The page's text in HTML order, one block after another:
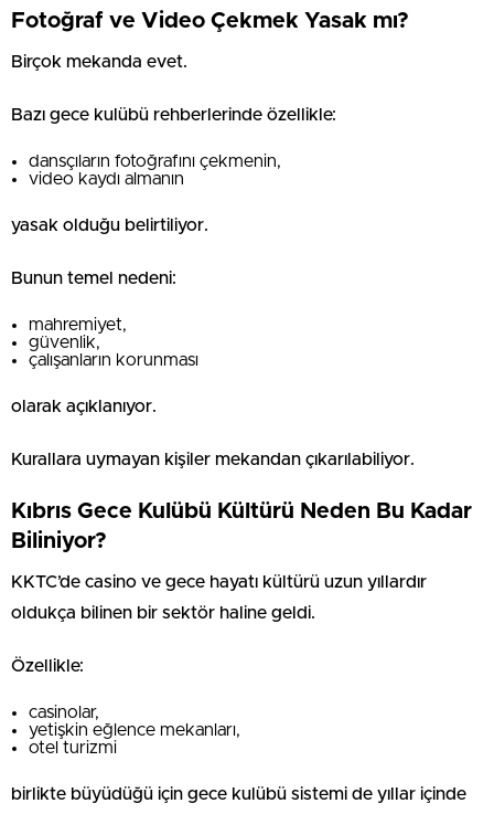
Fotoğraf ve Video Çekmek Yasak mı?
Birçok mekanda evet.
Bazı gece kulübü rehberlerinde özellikle:
dansçıların fotoğrafını çekmenin,
video kaydı almanın
yasak olduğu belirtiliyor.
Bunun temel nedeni:
mahremiyet,
güvenlik,
çalışanların korunması
olarak açıklanıyor.
Kurallara uymayan kişiler mekandan çıkarılabiliyor.
Kıbrıs Gece Kulübü Kültürü Neden Bu Kadar
Biliniyor?
KKTC’de casino ve gece hayatı kültürü uzun yıllardır
oldukça bilinen bir sektör haline geldi.
Özellikle:
casinolar,
yetişkin eğlence mekanları,
otel turizmi
birlikte büyüdüğü için gece kulübü sistemi de yıllar içinde